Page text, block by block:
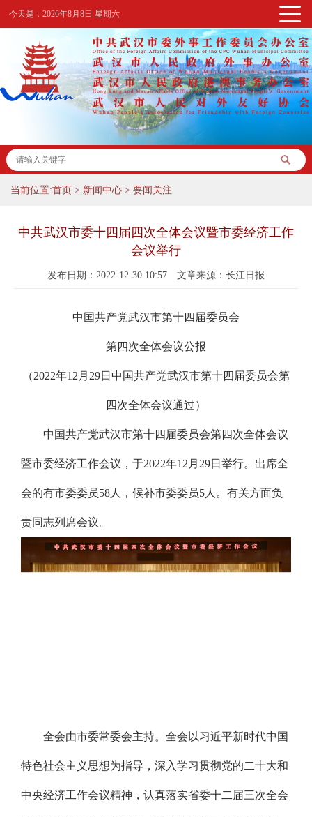
今天是：2026年8月8日 星期六
当前位置:首页 > 新闻中心 > 要闻关注
中共武汉市委十四届四次全体会议暨市委经济工作
会议举行
发布日期：2022-12-30 10:57 文章来源：长江日报
中国共产党武汉市第十四届委员会
第四次全体会议公报
（2022年12月29日中国共产党武汉市第十四届委员会第
四次全体会议通过）
中国共产党武汉市第十四届委员会第四次全体会议
暨市委经济工作会议，于2022年12月29日举行。出席全
会的有市委委员58人，候补市委委员5人。有关方面负
责同志列席会议。
全会由市委常委会主持。全会以习近平新时代中国
特色社会主义思想为指导，深入学习贯彻党的二十大和
中央经济工作会议精神，认真落实省委十二届三次全会